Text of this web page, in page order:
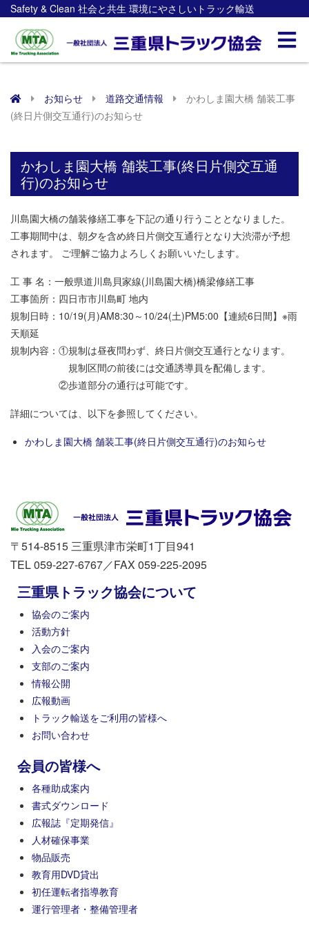
Safety & Clean 社会と共生 環境にやさしいトラック輸送
お知らせ 道路交通情報
かわしま園大橋 舗装工事
(終日片側交互通行)のお知らせ
かわしま園大橋 舗装工事(終日片側交互通
行)のお知らせ
川島園大橋の舗装修繕工事を下記の通り行うこととなりました。
工事期間中は、朝夕を含め終日片側交互通行となり大渋滞が予想
されます。 ご理解ご協力よろしくお願いいたします。
工 事 名：一般県道川島貝家線(川島園大橋)橋梁修繕工事
工事箇所：四日市市川島町 地内
規制日時：10/19(月)AM8:30～10/24(土)PM5:00【連続6日間】※雨
天順延
規制内容：①規制は昼夜問わず、終日片側交互通行となります。
規制区間の前後には交通誘導員を配備します。
②歩道部分の通行は可能です。
詳細については、以下を参照してください。
かわしま園大橋 舗装工事(終日片側交互通行)のお知らせ
〒514-8515 三重県津市栄町1丁目941
TEL 059-227-6767／FAX 059-225-2095
三重県トラック協会について
協会のご案内
活動方針
入会のご案内
支部のご案内
情報公開
広報動画
トラック輸送をご利用の皆様へ
お問い合わせ
会員の皆様へ
各種助成案内
書式ダウンロード
広報誌『定期発信』
人材確保事業
物品販売
教育用DVD貸出
初任運転者指導教育
運行管理者・整備管理者